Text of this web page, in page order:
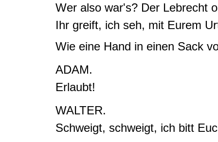
Wer also war's? Der Lebrecht
Ihr greift, ich seh, mit Eurem
Wie eine Hand in einen Sack
ADAM.
Erlaubt!
WALTER.
Schweigt, schweigt, ich bitt